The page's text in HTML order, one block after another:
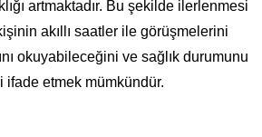
artmaktadır. Bu şekilde ilerlenmesi
akıllı saatler ile görüşmelerini
okuyabileceğini ve sağlık durumunu
etmek mümkündür.